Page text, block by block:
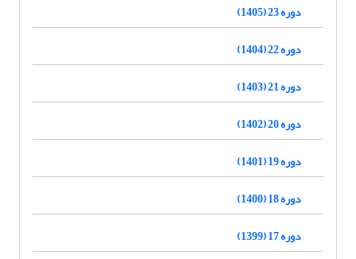
دوره 23 (1405)
دوره 22 (1404)
دوره 21 (1403)
دوره 20 (1402)
دوره 19 (1401)
دوره 18 (1400)
دوره 17 (1399)